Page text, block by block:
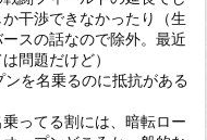
干渉できなかったり（生
スの話なので除外。最近
問題だけど）
を名乗るのに抵抗がある
ってる割には、暗転ロー